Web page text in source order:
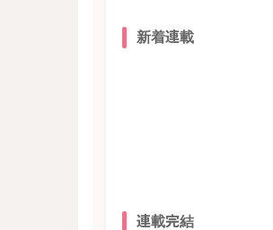
新着連載
連載完結